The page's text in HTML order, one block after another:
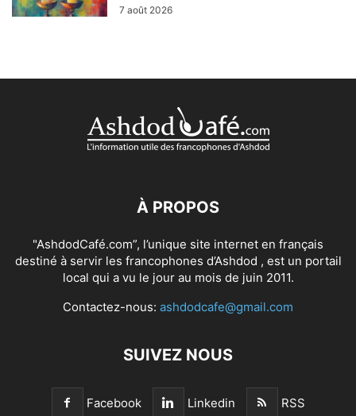
7 août 2026
À PROPOS
"AshdodCafé.com”, l’unique site internet en français
destiné à servir les francophones d’Ashdod , est un portail
local qui a vu le jour au mois de juin 2011.
Contactez-nous: ashdodcafe@gmail.com
SUIVEZ NOUS
Facebook Linkedin RSS